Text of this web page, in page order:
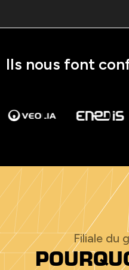
Ils nous font
Filiale du